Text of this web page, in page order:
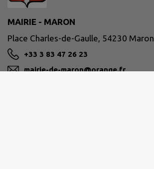
MAIRIE - MARON
Place Charles-de-Gaulle, 54230 Maron
+33 3 83 47 26 23
mairie-de-maron@orange.fr